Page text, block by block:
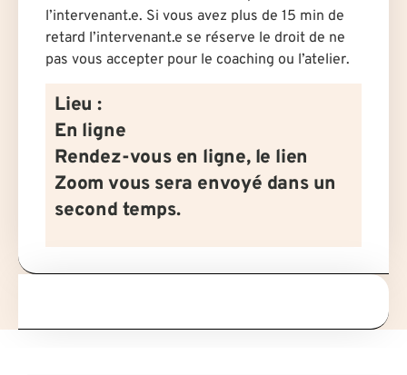
l’intervenant.e. Si vous avez plus de 15 min de
retard l’intervenant.e se réserve le droit de ne
pas vous accepter pour le coaching ou l’atelier.
Lieu :
En ligne
Rendez-vous en ligne, le lien
Zoom vous sera envoyé dans un
second temps.